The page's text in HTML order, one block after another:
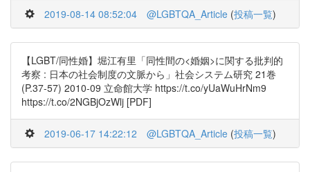
2019-08-14 08:52:04 @LGBTQA_Article (投稿一覧)
【LGBT/同性婚】堀江有里「同性間の<婚姻>に関する批判的
考察 : 日本の社会制度の文脈から」社会システム研究 21巻
(P.37-57) 2010-09 立命館大学 https://t.co/yUaWuHrNm9
https://t.co/2NGBjOzWlj [PDF]
2019-06-17 14:22:12 @LGBTQA_Article (投稿一覧)